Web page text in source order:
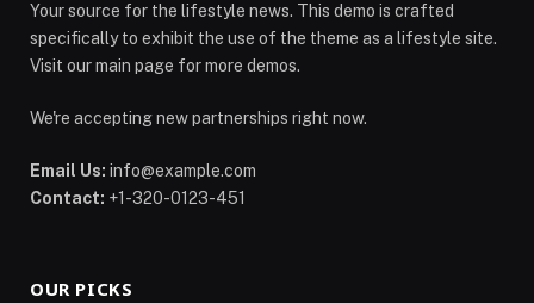
Your source for the lifestyle news. This demo is crafted
specifically to exhibit the use of the theme as a lifestyle site.
Visit our main page for more demos.
We're accepting new partnerships right now.
Email Us: info@example.com
Contact: +1-320-0123-451
OUR PICKS